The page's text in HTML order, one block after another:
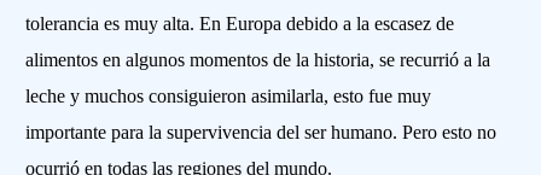
tolerancia es muy alta. En Europa debido a la escasez de
alimentos en algunos momentos de la historia, se recurrió a la
leche y muchos consiguieron asimilarla, esto fue muy
importante para la supervivencia del ser humano. Pero esto no
ocurrió en todas las regiones del mundo.